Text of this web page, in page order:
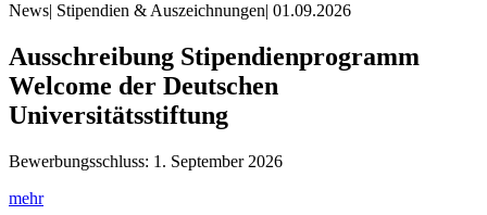
News| Stipendien & Auszeichnungen| 01.09.2026
Ausschreibung Stipendienprogramm
Welcome der Deutschen
Universitätsstiftung
Bewerbungsschluss: 1. September 2026
mehr